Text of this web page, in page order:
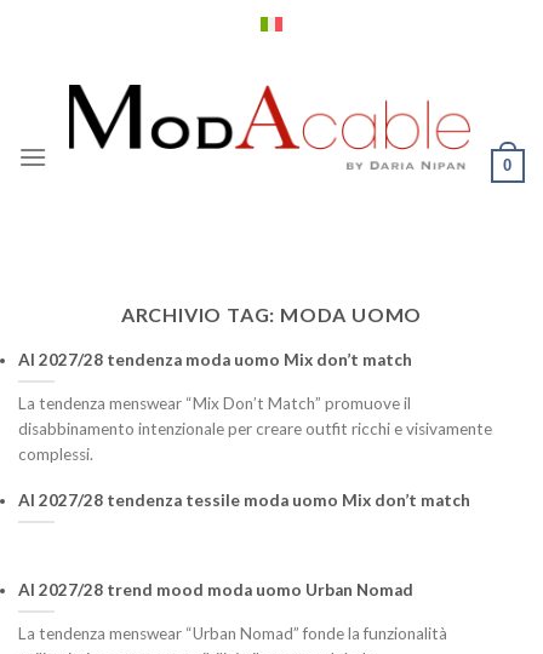
0
ARCHIVIO TAG: MODA UOMO
AI 2027/28 tendenza moda uomo Mix don’t match
La tendenza menswear “Mix Don’t Match” promuove il
disabbinamento intenzionale per creare outfit ricchi e visivamente
complessi.
AI 2027/28 tendenza tessile moda uomo Mix don’t match
AI 2027/28 trend mood moda uomo Urban Nomad
La tendenza menswear “Urban Nomad” fonde la funzionalità